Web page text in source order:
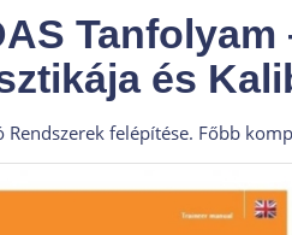
és
Rendszerek felépítése. Főbb